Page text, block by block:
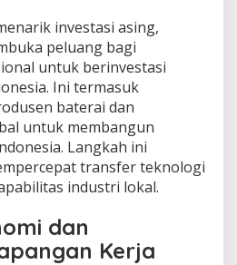
investasi asing,
peluang bagi
untuk berinvestasi
Ini termasuk
baterai dan
untuk membangun
Langkah ini
transfer teknologi
industri lokal.
dan
Kerja